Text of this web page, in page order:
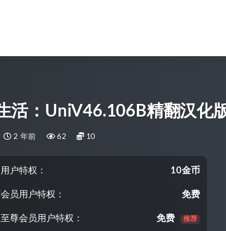
活：UniV46.106B精翻汉化
2 年前 62 10
户特权： 10金币
员用户特权： 免费
尊会员用户特权： 免费 推荐